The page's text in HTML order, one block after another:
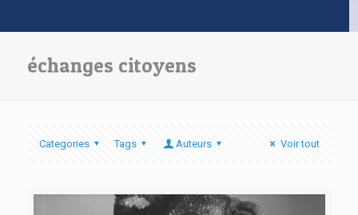
échanges citoyens
Categories Tags Auteurs Voir tout